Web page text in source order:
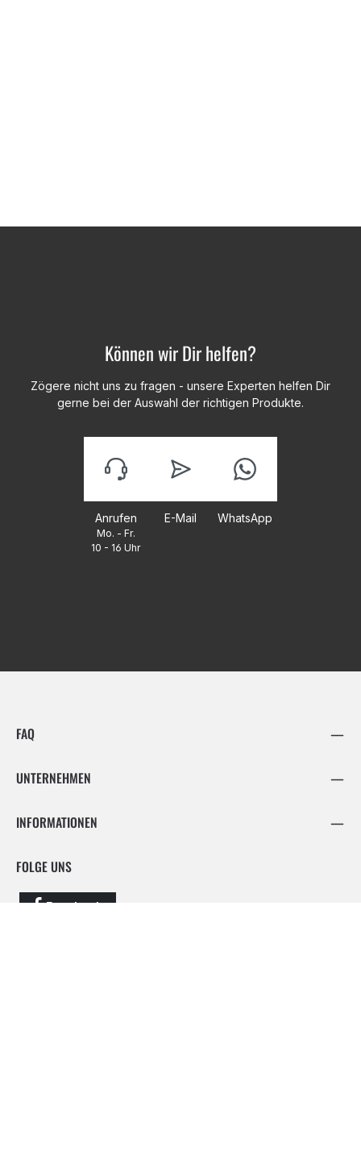
Können wir Dir helfen?
Zögere nicht uns zu fragen - unsere Experten helfen Dir
gerne bei der Auswahl der richtigen Produkte.
Anrufen
Mo. - Fr.
10 - 16 Uhr
E-Mail WhatsApp
FAQ
UNTERNEHMEN
INFORMATIONEN
FOLGE UNS
Facebook